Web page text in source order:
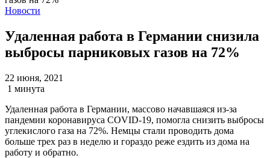
Новости
Удаленная работа в Германии снизила
выбросы парниковых газов на 72%
22 июня, 2021
1 минута
Удаленная работа в Германии, массово начавшаяся из-за
пандемии коронавируса COVID-19, помогла снизить выбросы
углекислого газа на 72%. Немцы стали проводить дома
больше трех раз в неделю и гораздо реже ездить из дома на
работу и обратно.